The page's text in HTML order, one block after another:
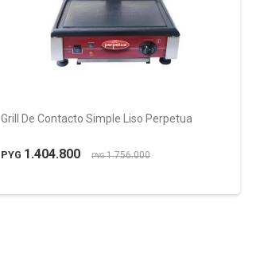
Grill De Contacto Simple Liso Perpetua
PYG 1.404.800 PYG1.756.000